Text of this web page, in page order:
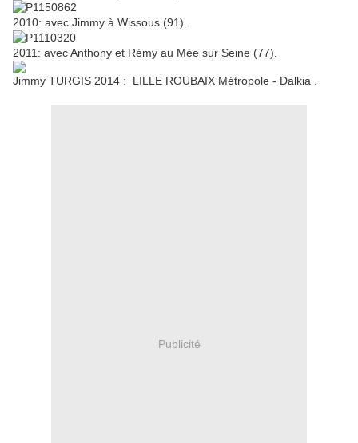
2010: avec Jimmy à Wissous (91).
2011: avec Anthony et Rémy au Mée sur Seine (77).
Jimmy TURGIS 2014 : LILLE ROUBAIX Métropole - Dalkia .
Publicité